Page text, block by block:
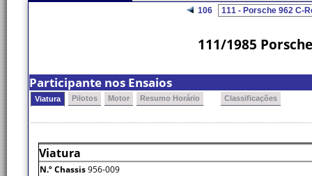
106
111/1985
Participante nos Ensaios
Viatura Pilotos Motor Resumo Horário Classificações
Viatura
N.º Chassis956-009